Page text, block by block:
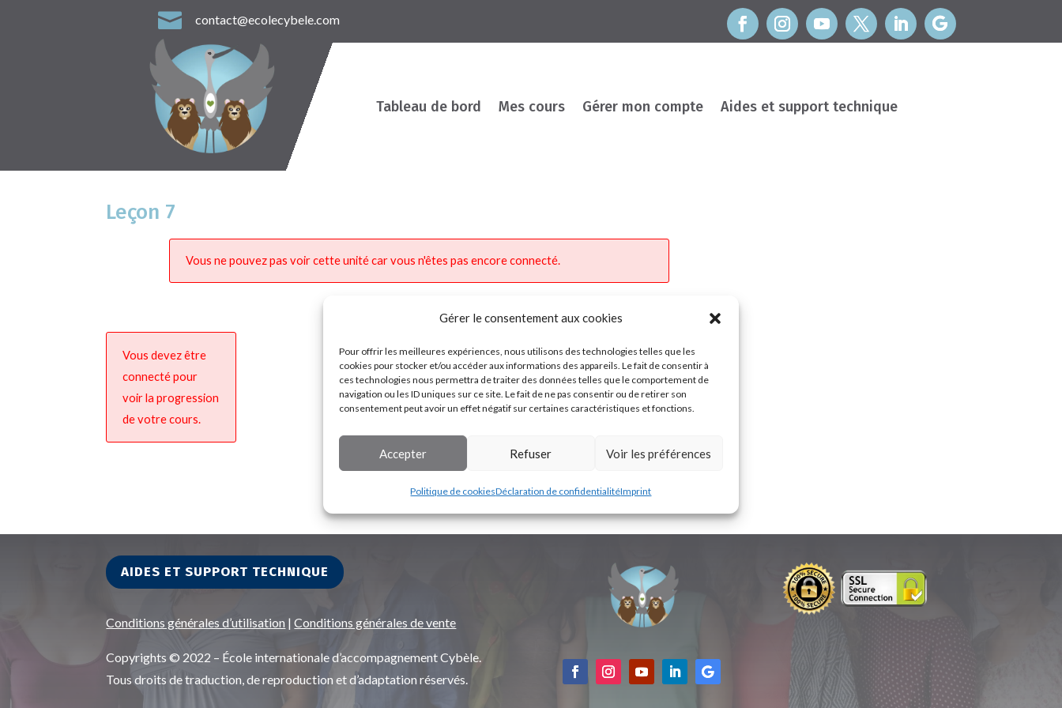
Gérer le consentement aux cookies
Pour offrir les meilleures expériences, nous utilisons des technologies telles que les
cookies pour stocker et/ou accéder aux informations des appareils. Le fait de consentir à
ces technologies nous permettra de traiter des données telles que le comportement de
navigation ou les ID uniques sur ce site. Le fait de ne pas consentir ou de retirer son
consentement peut avoir un effet négatif sur certaines caractéristiques et fonctions.
Accepter Refuser Voir les préférences
Politique de cookiesDéclaration de confidentialitéImprint
 contact@ecolecybele.com
Tableau de bord Mes cours Gérer mon compte Aides et support technique
Leçon 7
Vous ne pouvez pas voir cette unité car vous n'êtes pas encore connecté.
Vous devez être
connecté pour
voir la progression
de votre cours.
AIDES ET SUPPORT TECHNIQUE
Conditions générales d’utilisation | Conditions générales de vente
Copyrights © 2022 – École internationale d’accompagnement Cybèle.
Tous droits de traduction, de reproduction et d’adaptation réservés.